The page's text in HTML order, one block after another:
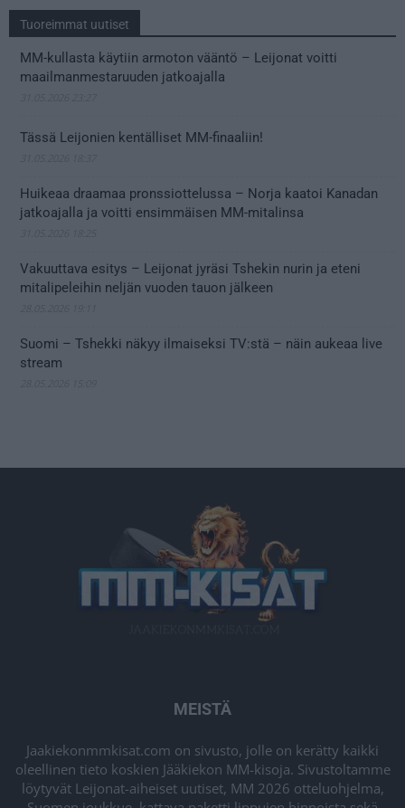
Tuoreimmat uutiset
MM-kullasta käytiin armoton vääntö – Leijonat voitti
maailmanmestaruuden jatkoajalla
Tässä Leijonien kentälliset MM-finaaliin!
Huikeaa draamaa pronssiottelussa – Norja kaatoi Kanadan
jatkoajalla ja voitti ensimmäisen MM-mitalinsa
Vakuuttava esitys – Leijonat jyräsi Tshekin nurin ja eteni
mitalipeleihin neljän vuoden tauon jälkeen
Suomi – Tshekki näkyy ilmaiseksi TV:stä – näin aukeaa live
stream
MEISTÄ
Jaakiekonmmkisat.com on sivusto, jolle on kerätty kaikki
oleellinen tieto koskien Jääkiekon MM-kisoja. Sivustoltamme
löytyvät Leijonat-aiheiset uutiset, MM 2026 otteluohjelma,